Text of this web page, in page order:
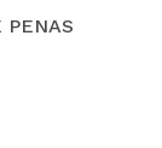
PENAS